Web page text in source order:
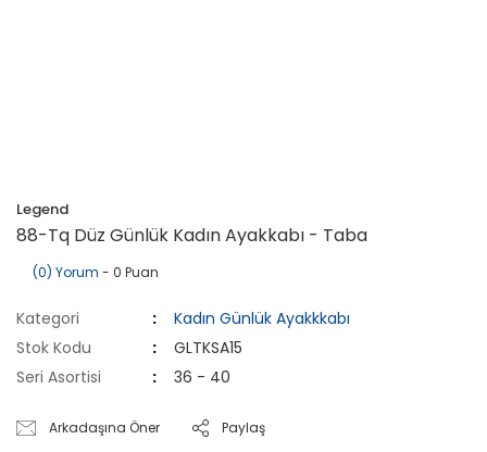
Legend
88-Tq Düz Günlük Kadın Ayakkabı - Taba
(0) Yorum - 0 Puan
Kategori
Kadın Günlük Ayakkkabı
Stok Kodu
GLTKSA15
Seri Asortisi
36 - 40
Arkadaşına Öner Paylaş